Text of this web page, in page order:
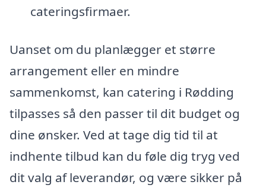
cateringsfirmaer.
Uanset om du planlægger et større
arrangement eller en mindre
sammenkomst, kan catering i Rødding
tilpasses så den passer til dit budget og
dine ønsker. Ved at tage dig tid til at
indhente tilbud kan du føle dig tryg ved
dit valg af leverandør, og være sikker på